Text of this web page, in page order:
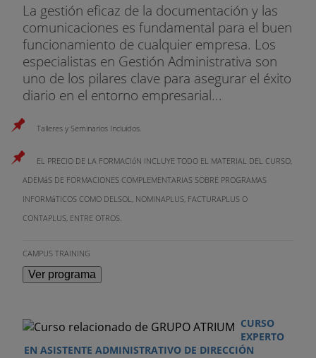
La gestión eficaz de la documentación y las
comunicaciones es fundamental para el buen
funcionamiento de cualquier empresa. Los
especialistas en Gestión Administrativa son
uno de los pilares clave para asegurar el éxito
diario en el entorno empresarial...
Talleres y Seminarios Incluidos.
EL PRECIO DE LA FORMACIóN INCLUYE TODO EL MATERIAL DEL CURSO,
ADEMáS DE FORMACIONES COMPLEMENTARIAS SOBRE PROGRAMAS
INFORMáTICOS COMO DELSOL, NOMINAPLUS, FACTURAPLUS O
CONTAPLUS, ENTRE OTROS.
CAMPUS TRAINING
Ver programa
CURSO
EXPERTO
EN ASISTENTE ADMINISTRATIVO DE DIRECCIÓN